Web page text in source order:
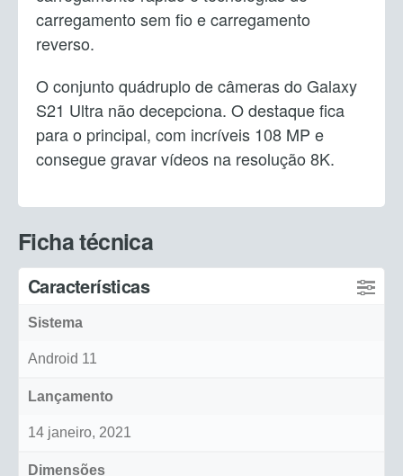
carregamento sem fio e carregamento
reverso.
O conjunto quádruplo de câmeras do Galaxy
S21 Ultra não decepciona. O destaque fica
para o principal, com incríveis 108 MP e
consegue gravar vídeos na resolução 8K.
Ficha técnica
Características
Sistema
Android 11
Lançamento
14 janeiro, 2021
Dimensões